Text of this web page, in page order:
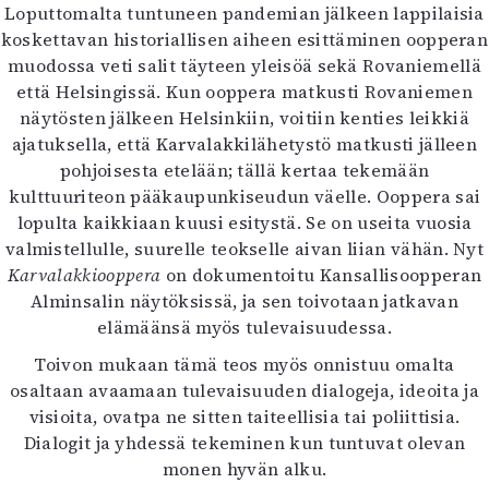
Loputtomalta tuntuneen pandemian jälkeen lappilaisia
koskettavan historiallisen aiheen esittäminen oopperan
muodossa veti salit täyteen yleisöä sekä Rovaniemellä
että Helsingissä. Kun ooppera matkusti Rovaniemen
näytösten jälkeen Helsinkiin, voitiin kenties leikkiä
ajatuksella, että Karvalakkilähetystö matkusti jälleen
pohjoisesta etelään; tällä kertaa tekemään
kulttuuriteon pääkaupunkiseudun väelle. Ooppera sai
lopulta kaikkiaan kuusi esitystä. Se on useita vuosia
valmistellulle, suurelle teokselle aivan liian vähän. Nyt
Karvalakkiooppera on dokumentoitu Kansallisoopperan
Alminsalin näytöksissä, ja sen toivotaan jatkavan
elämäänsä myös tulevaisuudessa.
Toivon mukaan tämä teos myös onnistuu omalta
osaltaan avaamaan tulevaisuuden dialogeja, ideoita ja
visioita, ovatpa ne sitten taiteellisia tai poliittisia.
Dialogit ja yhdessä tekeminen kun tuntuvat olevan
monen hyvän alku.